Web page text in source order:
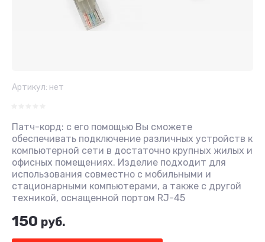
Артикул: нет
Патч-корд: с его помощью Вы сможете
обеспечивать подключение различных устройств к
компьютерной сети в достаточно крупных жилых и
офисных помещениях. Изделие подходит для
использования совместно с мобильными и
стационарными компьютерами, а также с другой
техникой, оснащенной портом RJ-45
150 руб.